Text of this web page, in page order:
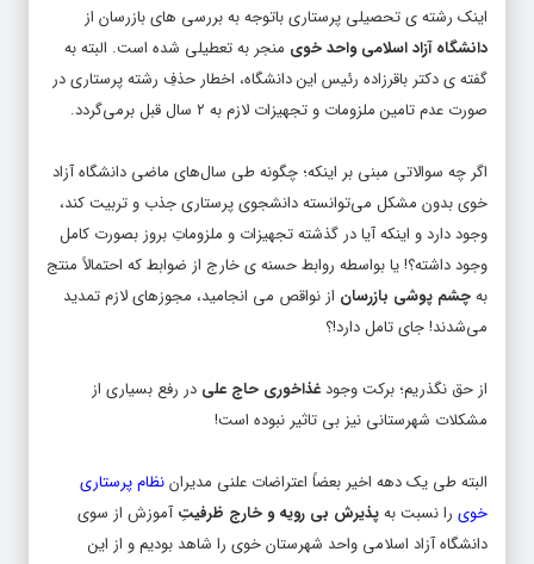
دانشگاه آزاد اسلامی واحد خویمنجر به تعطیلی شده است. البته به
گفته ی دکتر باقرزاده رئیس این دانشگاه، اخطار حذفِ رشته پرستاری در
صورت عدم تامین ملزومات و تجهیزات لازم به ۲ سال قبل برمی‌گردد.
خوی بدون مشکل می‌توانسته دانشجوی پرستاری جذب و تربیت کند،
وجود دارد و اینکه آیا در گذشته تجهیزات و ملزوماتِ بروز بصورت کامل
وجود داشته؟! یا بواسطه روابط حسنه ی خارج از ضوابط که احتمالاً منتج
بهچشم پوشی بازرسان از نواقص می انجامید، مجوزهای لازم تمدید
می‌شدند! جای تامل دارد!؟
مشکلات شهرستانی نیز بی تاثیر نبوده است!
خویرا نسبت بهپذیرش بی رویه و خارج ظرفیتِآموزش از سوی
دانشگاه آزاد اسلامی واحد شهرستان خوی را شاهد بودیم و از این
موضوع بسیار ابراز نگرانی کرده بودند.